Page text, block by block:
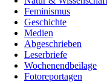
Feminismus
Geschichte
Medien
Abgeschrieben
Leserbriefe
Wochenendbeilage
Fotoreportagen